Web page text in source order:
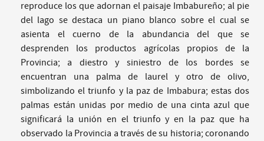
reproduce los que adornan el paisaje Imbabureño; al pie
del lago se destaca un piano blanco sobre el cual se
asienta el cuerno de la abundancia del que se
desprenden los productos agrícolas propios de la
Provincia; a diestro y siniestro de los bordes se
encuentran una palma de laurel y otro de olivo,
simbolizando el triunfo y la paz de Imbabura; estas dos
palmas están unidas por medio de una cinta azul que
significará la unión en el triunfo y en la paz que ha
observado la Provincia a través de su historia; coronando